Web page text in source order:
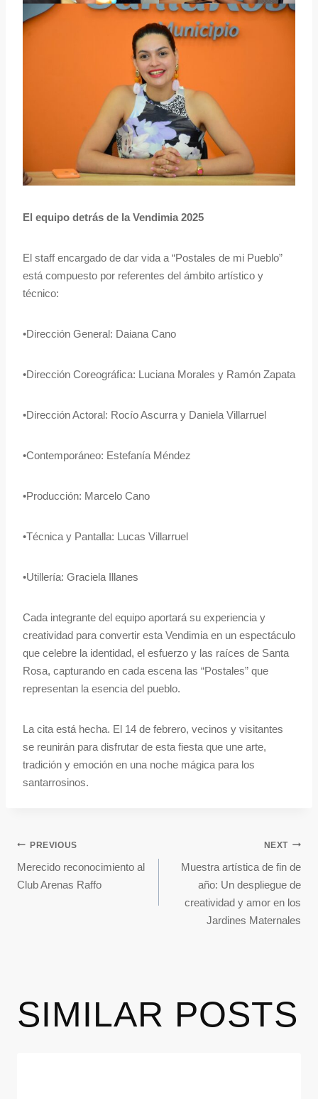
El equipo detrás de la Vendimia 2025
El staff encargado de dar vida a “Postales de mi Pueblo”
está compuesto por referentes del ámbito artístico y
técnico:
•Dirección General: Daiana Cano
•Dirección Coreográfica: Luciana Morales y Ramón Zapata
•Dirección Actoral: Rocío Ascurra y Daniela Villarruel
•Contemporáneo: Estefanía Méndez
•Producción: Marcelo Cano
•Técnica y Pantalla: Lucas Villarruel
•Utillería: Graciela Illanes
Cada integrante del equipo aportará su experiencia y
creatividad para convertir esta Vendimia en un espectáculo
que celebre la identidad, el esfuerzo y las raíces de Santa
Rosa, capturando en cada escena las “Postales” que
representan la esencia del pueblo.
La cita está hecha. El 14 de febrero, vecinos y visitantes
se reunirán para disfrutar de esta fiesta que une arte,
tradición y emoción en una noche mágica para los
santarrosinos.
PREVIOUS
Merecido reconocimiento al
Club Arenas Raffo
NEXT
Muestra artística de fin de
año: Un despliegue de
creatividad y amor en los
Jardines Maternales
SIMILAR POSTS